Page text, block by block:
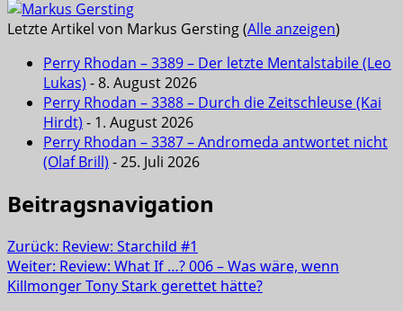
Letzte Artikel von Markus Gersting(Alle anzeigen)
Perry Rhodan – 3389 – Der letzte Mentalstabile (Leo
Lukas) - 8. August 2026
Perry Rhodan – 3388 – Durch die Zeitschleuse (Kai
Hirdt) - 1. August 2026
Perry Rhodan – 3387 – Andromeda antwortet nicht
(Olaf Brill) - 25. Juli 2026
Beitragsnavigation
Zurück: Review: Starchild #1
Weiter: Review: What If …? 006 – Was wäre, wenn
Killmonger Tony Stark gerettet hätte?